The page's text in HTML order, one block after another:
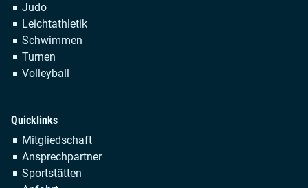
Judo
Leichtathletik
Schwimmen
Turnen
Volleyball
Quicklinks
Navigation
überspringen
Mitgliedschaft
Ansprechpartner
Sportstätten